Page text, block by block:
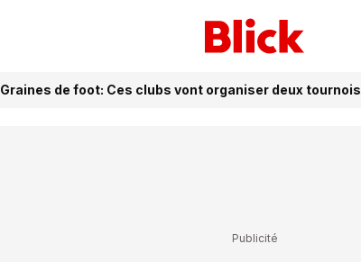
Graines de foot: Ces clubs vont organiser deux tournois